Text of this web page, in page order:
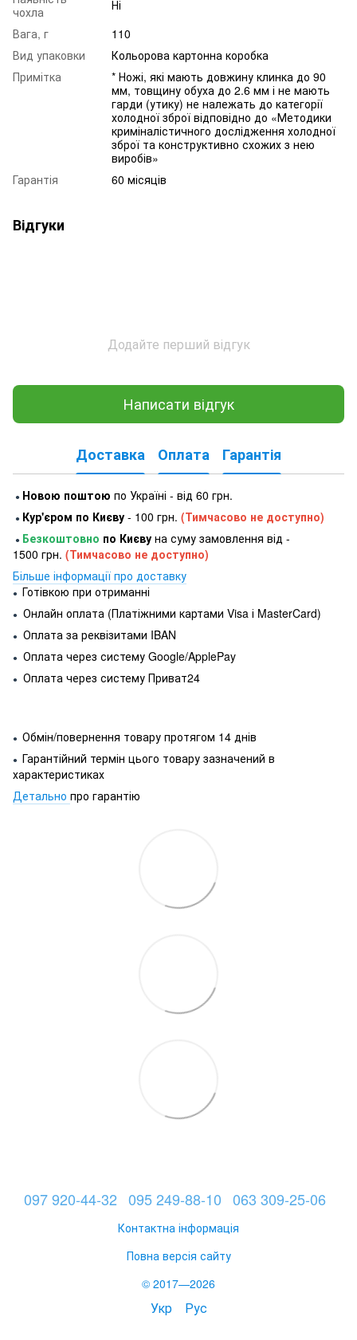
чохла
Ні
Вага, г
110
Вид упаковки
Кольорова картонна коробка
Примітка
* Ножі, які мають довжину клинка до 90
мм, товщину обуха до 2.6 мм і не мають
гарди (утику) не належать до категорії
холодної зброї відповідно до «Методики
криміналістичного дослідження холодної
зброї та конструктивно схожих з нею
виробів»
Гарантія
60 місяців
Відгуки
Додайте перший відгук
Написати відгук
Доставка Оплата Гарантія
● Новою поштою по Україні - від 60 грн.
● Кур'єром по Києву - 100 грн. (Тимчасово не доступно)
● Безкоштовно по Києву на суму замовлення від -
1500 грн. (Тимчасово не доступно)
Більше інформації про доставку
● Готівкою при отриманні
● Онлайн оплата (Платіжними картами Visa і MasterCard)
● Оплата за реквізитами IBAN
● Оплата через систему Google/ApplePay
● Оплата через систему Приват24
● Обмін/повернення товару протягом 14 днів
● Гарантійний термін цього товару зазначений в
характеристиках
Детально про гарантію
097 920-44-32 095 249-88-10 063 309-25-06
Контактна інформація
Повна версія сайту
© 2017—2026
Укр Рус